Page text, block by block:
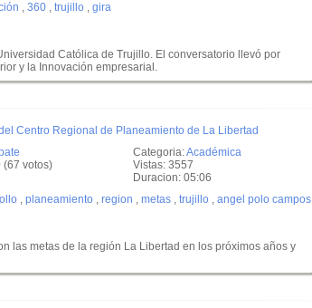
, 360 , trujillo , gira
Católica de Trujillo. El conversatorio llevó por
y la Innovación empresarial.
Centro Regional de Planeamiento de La Libertad
Categoria:Académica
Vistas: 3557
Duracion: 05:06
(67 votos)
, planeamiento , region , metas , trujillo , angel polo campos
las metas de la región La Libertad en los próximos años y